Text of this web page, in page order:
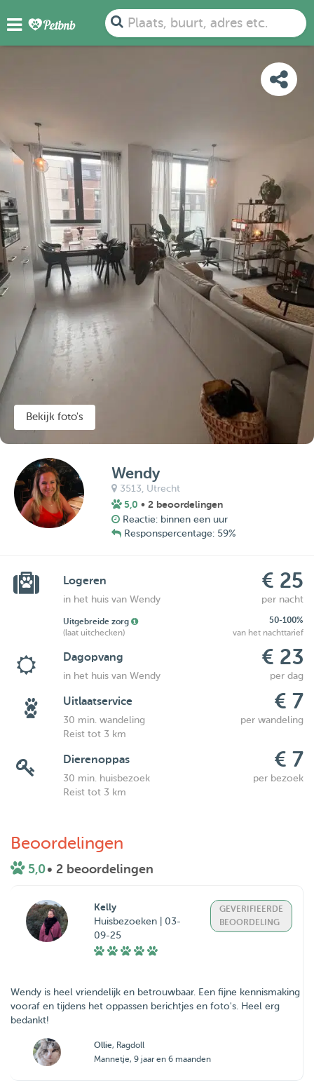
Plaats, buurt, adres etc.
FOTO'S BEOORDELINGEN KAART
Bekijk foto's
Wendy
3513, Utrecht
5,0 • 2 beoordelingen
Reactie: binnen een uur
Responspercentage: 59%
Logeren € 25
in het huis van Wendy per nacht
Uitgebreide zorg
50-100%
(laat uitchecken)
van het nachttarief
Dagopvang € 23
in het huis van Wendy per dag
Uitlaatservice € 7
30 min. wandeling
per wandeling
Reist tot 3 km
Dierenoppas € 7
30 min. huisbezoek
per bezoek
Reist tot 3 km
Beoordelingen
5,0• 2 beoordelingen
Kelly
Huisbezoeken | 03-
09-25
GEVERIFIEERDE
BEOORDELING
Wendy is heel vriendelijk en betrouwbaar. Een fijne kennismaking
vooraf en tijdens het oppassen berichtjes en foto's. Heel erg
bedankt!
Ollie, Ragdoll
Mannetje, 9 jaar en 6 maanden